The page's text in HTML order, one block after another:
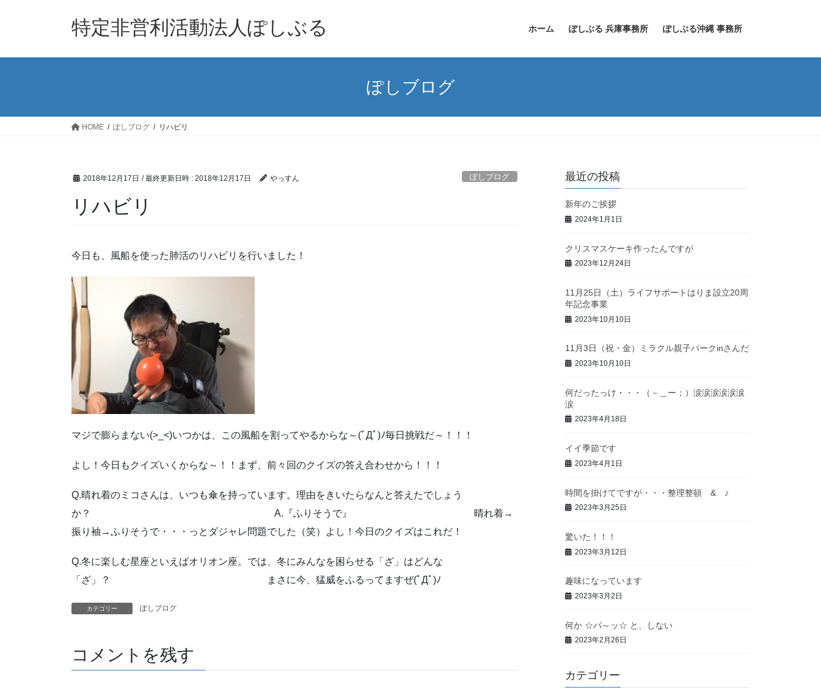
特定非営利活動法人ぽしぶる ホーム ぽしぶる 兵庫事務所 ぽしぶる沖縄 事務所
ぽしブログ
HOME ぽしブログ リハビリ
2018年12月17日 / 最終更新日時 : 2018年12月17日 やっすん ぽしブログ
リハビリ
今日も、風船を使った肺活のリハビリを行いました！
マジで膨らまない(>_<)いつかは、この風船を割ってやるからな～(ﾟДﾟ)ﾉ毎日挑戦だ～！！！
よし！今日もクイズいくからな～！！まず、前々回のクイズの答え合わせから！！！
Q.晴れ着のミコさんは、いつも傘を持っています。理由をきいたらなんと答えたでしょう
か？ A.『ふりそうで』 晴れ着→
振り袖→ふりそうで・・・っとダジャレ問題でした（笑）よし！今日のクイズはこれだ！
Q.冬に楽しむ星座といえばオリオン座。では、冬にみんなを困らせる「ざ」はどんな
「ざ」？ まさに今、猛威をふるってますぜ(ﾟДﾟ)ﾉ
カテゴリー ぽしブログ
コメントを残す
最近の投稿
新年のご挨拶
2024年1月1日
クリスマスケーキ作ったんですが
2023年12月24日
11月25日（土）ライフサポートはりま設立20周
年記念事業
2023年10月10日
11月3日（祝・金）ミラクル親子パークinさんだ
2023年10月10日
何だったっけ・・・（－＿ー；）涙涙涙涙涙涙
涙
2023年4月18日
イイ季節です
2023年4月1日
時間を掛けてですが・・・整理整頓 & ♪
2023年3月25日
驚いた！！！
2023年3月12日
趣味になっています
2023年3月2日
何か ☆パ～ッ☆ と、しない
2023年2月26日
カテゴリー